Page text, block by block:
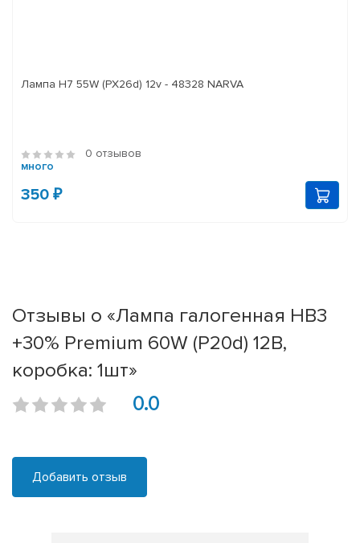
Лампа H7 55W (PX26d) 12v - 48328 NARVA
0 отзывов
много
350 ₽
Отзывы о «Лампа галогенная HB3
+30% Premium 60W (P20d) 12В,
коробка: 1шт»
0.0
Добавить отзыв